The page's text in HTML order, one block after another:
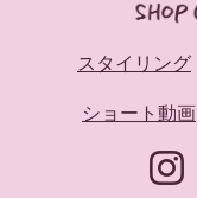
スタイリング
ショート動画